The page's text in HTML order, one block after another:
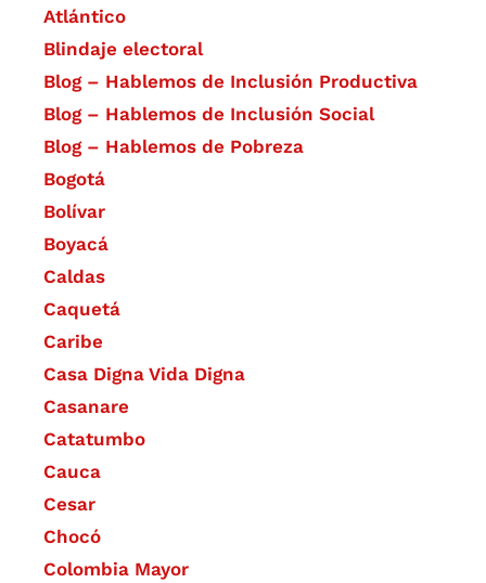
Atlántico
Blindaje electoral
Blog – Hablemos de Inclusión Productiva
Blog – Hablemos de Inclusión Social
Blog – Hablemos de Pobreza
Bogotá
Bolívar
Boyacá
Caldas
Caquetá
Caribe
Casa Digna Vida Digna
Casanare
Catatumbo
Cauca
Cesar
Chocó
Colombia Mayor